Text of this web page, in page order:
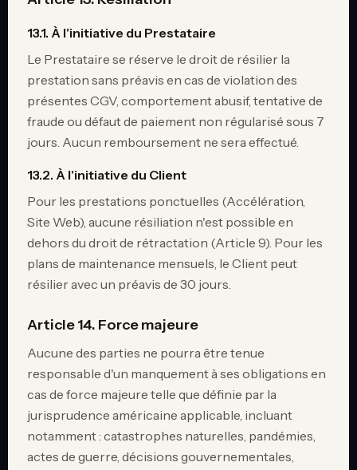
13.1. À l'initiative du Prestataire
Le Prestataire se réserve le droit de résilier la
prestation sans préavis en cas de violation des
présentes CGV, comportement abusif, tentative de
fraude ou défaut de paiement non régularisé sous 7
jours. Aucun remboursement ne sera effectué.
13.2. À l'initiative du Client
Pour les prestations ponctuelles (Accélération,
Site Web), aucune résiliation n'est possible en
dehors du droit de rétractation (Article 9). Pour les
plans de maintenance mensuels, le Client peut
résilier avec un préavis de 30 jours.
Article 14. Force majeure
Aucune des parties ne pourra être tenue
responsable d'un manquement à ses obligations en
cas de force majeure telle que définie par la
jurisprudence américaine applicable, incluant
notamment : catastrophes naturelles, pandémies,
actes de guerre, décisions gouvernementales,